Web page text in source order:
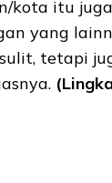
itu
yang
tetapi